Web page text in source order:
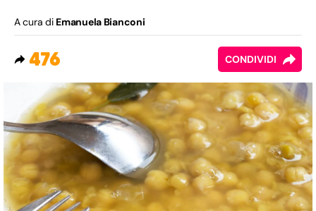
A cura di Emanuela Bianconi
476 CONDIVIDI